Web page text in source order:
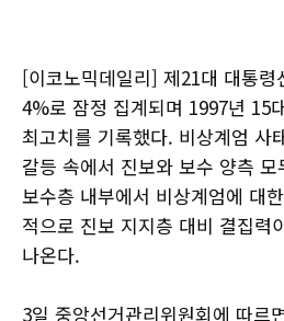
[이코노믹데일리] 제21대 대통
4%로 잠정 집계되며 1997년 15
최고치를 기록했다. 비상계엄 사
갈등 속에서 진보와 보수 양측
보수층 내부에서 비상계엄에 대
적으로 진보 지지층 대비 결집력
나온다.
3일 중앙선거관리위원회에 따르